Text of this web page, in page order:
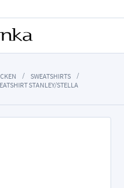
SWEATSHIRTS
STANLEY/STELLA